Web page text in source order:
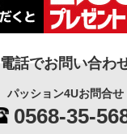
電話でお問い合わ
パッション4Uお問合せ
0568-35-